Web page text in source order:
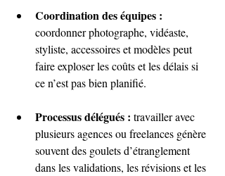
Coordination des équipes :
coordonner photographe, vidéaste,
styliste, accessoires et modèles peut
faire exploser les coûts et les délais si
ce n’est pas bien planifié.
Processus délégués : travailler avec
plusieurs agences ou freelances génère
souvent des goulets d’étranglement
dans les validations, les révisions et les